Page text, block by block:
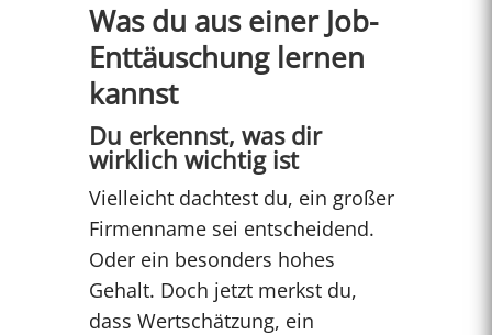
Was du aus einer Job-
Enttäuschung lernen
kannst
Du erkennst, was dir
wirklich wichtig ist
Vielleicht dachtest du, ein großer
Firmenname sei entscheidend.
Oder ein besonders hohes
Gehalt. Doch jetzt merkst du,
dass Wertschätzung, ein